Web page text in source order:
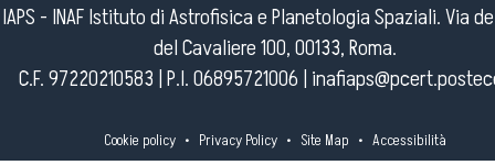
IAPS - INAF Istituto di Astrofisica e Planetologia Spaziali. Via
del Cavaliere 100, 00133, Roma.
C.F. 97220210583 | P.I. 06895721006 |
Cookie policy • Privacy Policy • Site Map • Accessibilità